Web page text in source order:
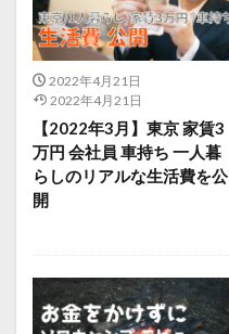
2022年4月21日
2022年4月21日
【2022年3月】東京 家賃3
万円 会社員 車持ち 一人暮
らしのリアルな生活費を公
開